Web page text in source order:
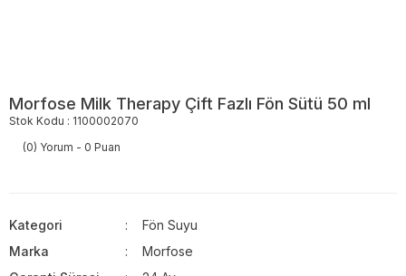
Morfose Milk Therapy Çift Fazlı Fön Sütü 50 ml
Stok Kodu : 1100002070
(0) Yorum - 0 Puan
Kategori
Fön Suyu
Marka
Morfose